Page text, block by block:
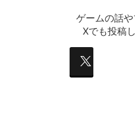
ゲームの話
Xでも投稿